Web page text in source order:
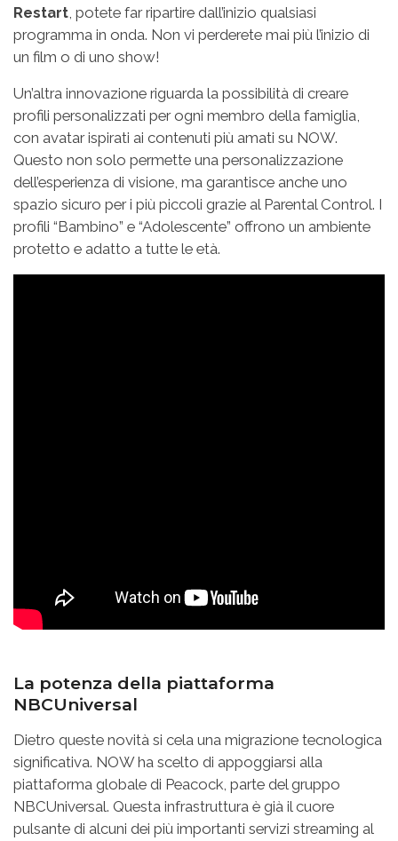
Restart , potete far ripartire dall’inizio qualsiasi
programma in onda. Non vi perderete mai più l’inizio di
un film o di uno show!
Un’altra innovazione riguarda la possibilità di creare
profili personalizzati per ogni membro della famiglia,
con avatar ispirati ai contenuti più amati su NOW.
Questo non solo permette una personalizzazione
dell’esperienza di visione, ma garantisce anche uno
spazio sicuro per i più piccoli grazie al Parental Control. I
profili “Bambino” e “Adolescente” offrono un ambiente
protetto e adatto a tutte le età.
La potenza della piattaforma
NBCUniversal
Dietro queste novità si cela una migrazione tecnologica
significativa. NOW ha scelto di appoggiarsi alla
piattaforma globale di Peacock, parte del gruppo
NBCUniversal. Questa infrastruttura è già il cuore
pulsante di alcuni dei più importanti servizi streaming al